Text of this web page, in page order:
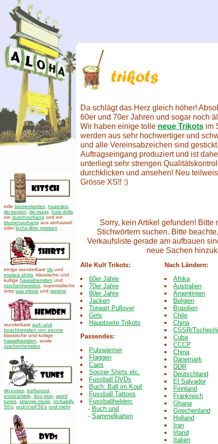
tolle blumenketten haarclips
tiki kerzen
tiki mugs hula dolls
ein duschvorhang und ein
blumenvorhang aus alohawaii!
oderlucha libre masken
einige wunderbare tiki und
exotica shirts , klassische und
kultige hawaiihemden und
rüschenhemden , superstylische
retro usa trikots und weitere
wunderbare surf- und
beachhemden von encore
klassische und kultige
hawaiihemden
sowie
rüschenhemden
tiki-tunes surfsound
exotica/strip doo wop weird
tunes strange music rockabilly
50's rock'n'roll 50's und mehr
Da schlägt das Herz gleich höher!
60er und 70er Jahren und sogar noch
Wir haben einige tolle neue Trikots im
werden aus sehr hochwertiger und
und alle Vereinsabzeichen sind
Auftragseingang produziert und ist
unterliegt sehr strengen
durchklicken und ansehen! Neu
Grösse XS!! :)
Sorry, kein Artikel gefunden! Bitte
Stichwörtern suchen. Bitte
Verkaufsliste gerade am aufbauen
neue Sachen
Alle Kult Trikots:
60er Jahre
70er Jahre
80er Jahre
Jacken
Torwart Pullover
Girls
Hauptseite Trikots
Passendes:
Pulswärmer
Flaggen
Caps
Soccer Shirts etc.
Fussball DVDs
Buch: Ball im Kopf
Fussball Tattoos
Fussballhelden:
- Buch und
- Sammelkarten
Nach Ländern:
Afrika
Australien
Argentinien
Belgien
Brasilien
Chile
China
CSSR/
Cuba
CCCP
China
Dänemark
DDR
Deutschland
El Salvador
Finnland
Frankreich
Ghana
Griechenland
Holland
Iran
Irland
Italien